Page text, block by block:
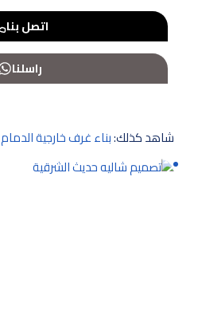
اتصل بنا
راسلنا
شاهد كذلك:بناء غرف خارجية الدمام